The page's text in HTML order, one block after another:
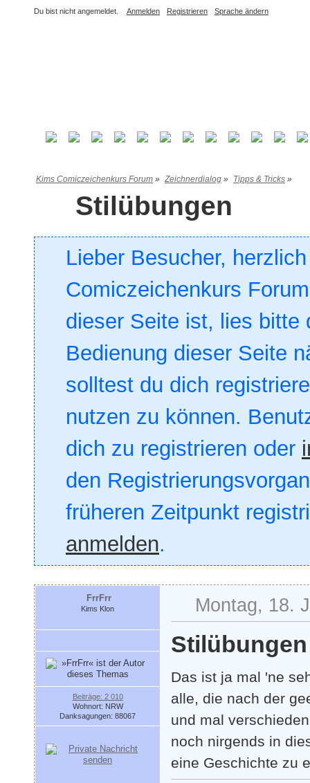
Du bist nicht angemeldet. Anmelden Registrieren Sprache ändern
Kims Comiczeichenkurs Forum » Zeichnerdialog » Tipps & Tricks »
Stilübungen
Lieber Besucher,
Comiczeichenkurs
dieser Seite ist, lies bitte
Bedienung dieser Seite
solltest du dich
nutzen zu können.
dich zu registrieren oder
den
früheren Zeitpunkt
anmelden.
FrrFrr
Kims Klon
Beiträge: 2 010
Wohnort: NRW
Danksagungen: 88067
Montag, 18.
Stilübungen
Das ist ja mal 'ne
alle, die nach der
und mal
noch nirgends in
eine Geschichte zu